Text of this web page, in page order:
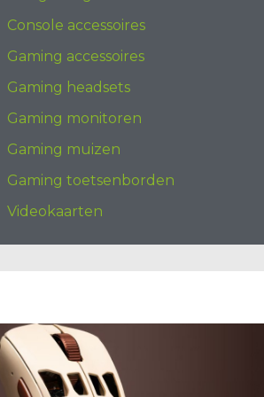
Console accessoires
Gaming accessoires
Gaming headsets
Gaming monitoren
Gaming muizen
Gaming toetsenborden
Videokaarten